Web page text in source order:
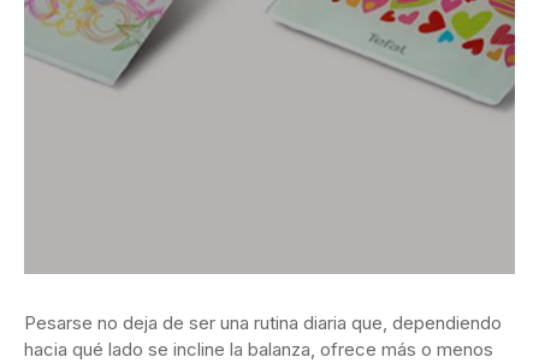
Pesarse no deja de ser una rutina diaria que, dependiendo
hacia qué lado se incline la balanza, ofrece más o menos